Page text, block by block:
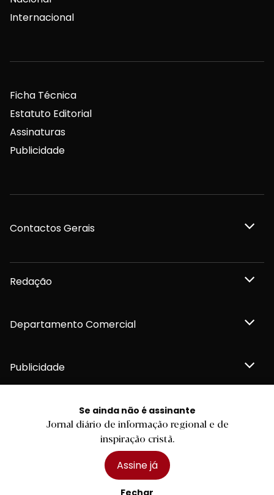
Se ainda não é assinante
Jornal diário de informação regional e de
inspiração cristã.
Assine já
Fechar
Internacional
Ficha Técnica
Estatuto Editorial
Assinaturas
Publicidade
Contactos Gerais
Redação
Departamento Comercial
Publicidade
Privacidade e Cookies
Declaração de compromisso FSC®
Política de Confidencialidade
2026 Diário do Minho, Lda. © Todos os direitos reservados